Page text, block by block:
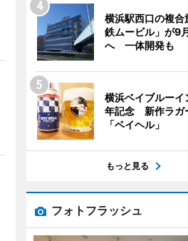
横浜駅西口の複合
鉄ムービル」が9
へ 一体開発も
横浜ベイブルーイ
年記念 新作ラガ
「ベイヘル」
もっと見る
フォトフラッシュ